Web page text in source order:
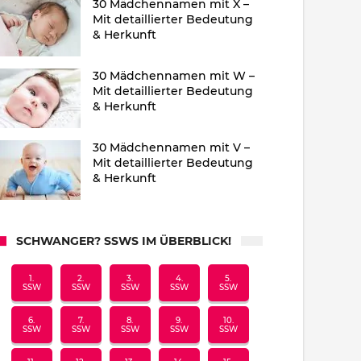
30 Mädchennamen mit X –
Mit detaillierter Bedeutung
& Herkunft
30 Mädchennamen mit W –
Mit detaillierter Bedeutung
& Herkunft
30 Mädchennamen mit V –
Mit detaillierter Bedeutung
& Herkunft
SCHWANGER? SSWS IM ÜBERBLICK!
1.
SSW
2.
SSW
3.
SSW
4.
SSW
5.
SSW
6.
SSW
7.
SSW
8.
SSW
9.
SSW
10.
SSW